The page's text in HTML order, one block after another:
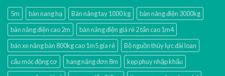
5m bàn nang hạ Bàn nâng tay 1000 kg
bàn nâng điện 3000kg
bàn nâng điện cao 2m
bàn nâng điện giá rẻ 2 tấn cao 1m4
bán xe nâng bàn 800kg cao 1m5 gía rẻ
Bộ nguồn thủy lực đài loan
cẩu móc động cơ
hang nâng đơn 8m
kẹp phuy nhập khẩu